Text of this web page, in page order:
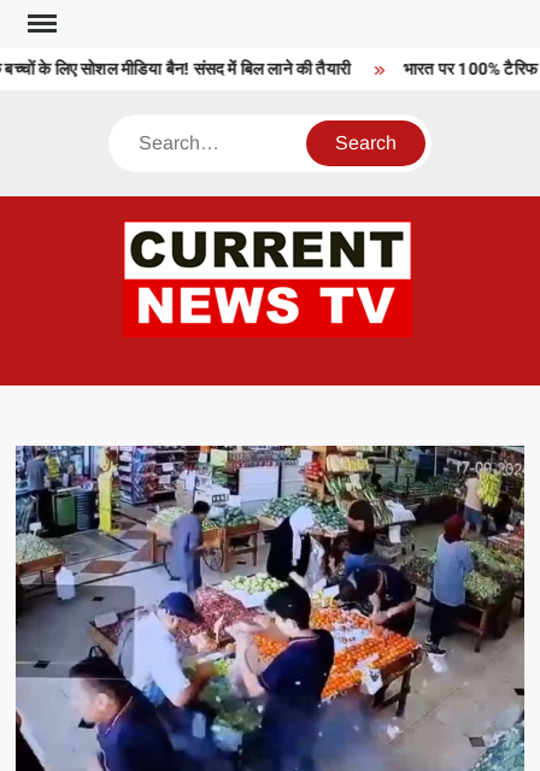
Skip
content
के लिए सोशल मीडिया बैन! संसद में बिल लाने की तैयारी भारत पर 100% टैरिफ
Search